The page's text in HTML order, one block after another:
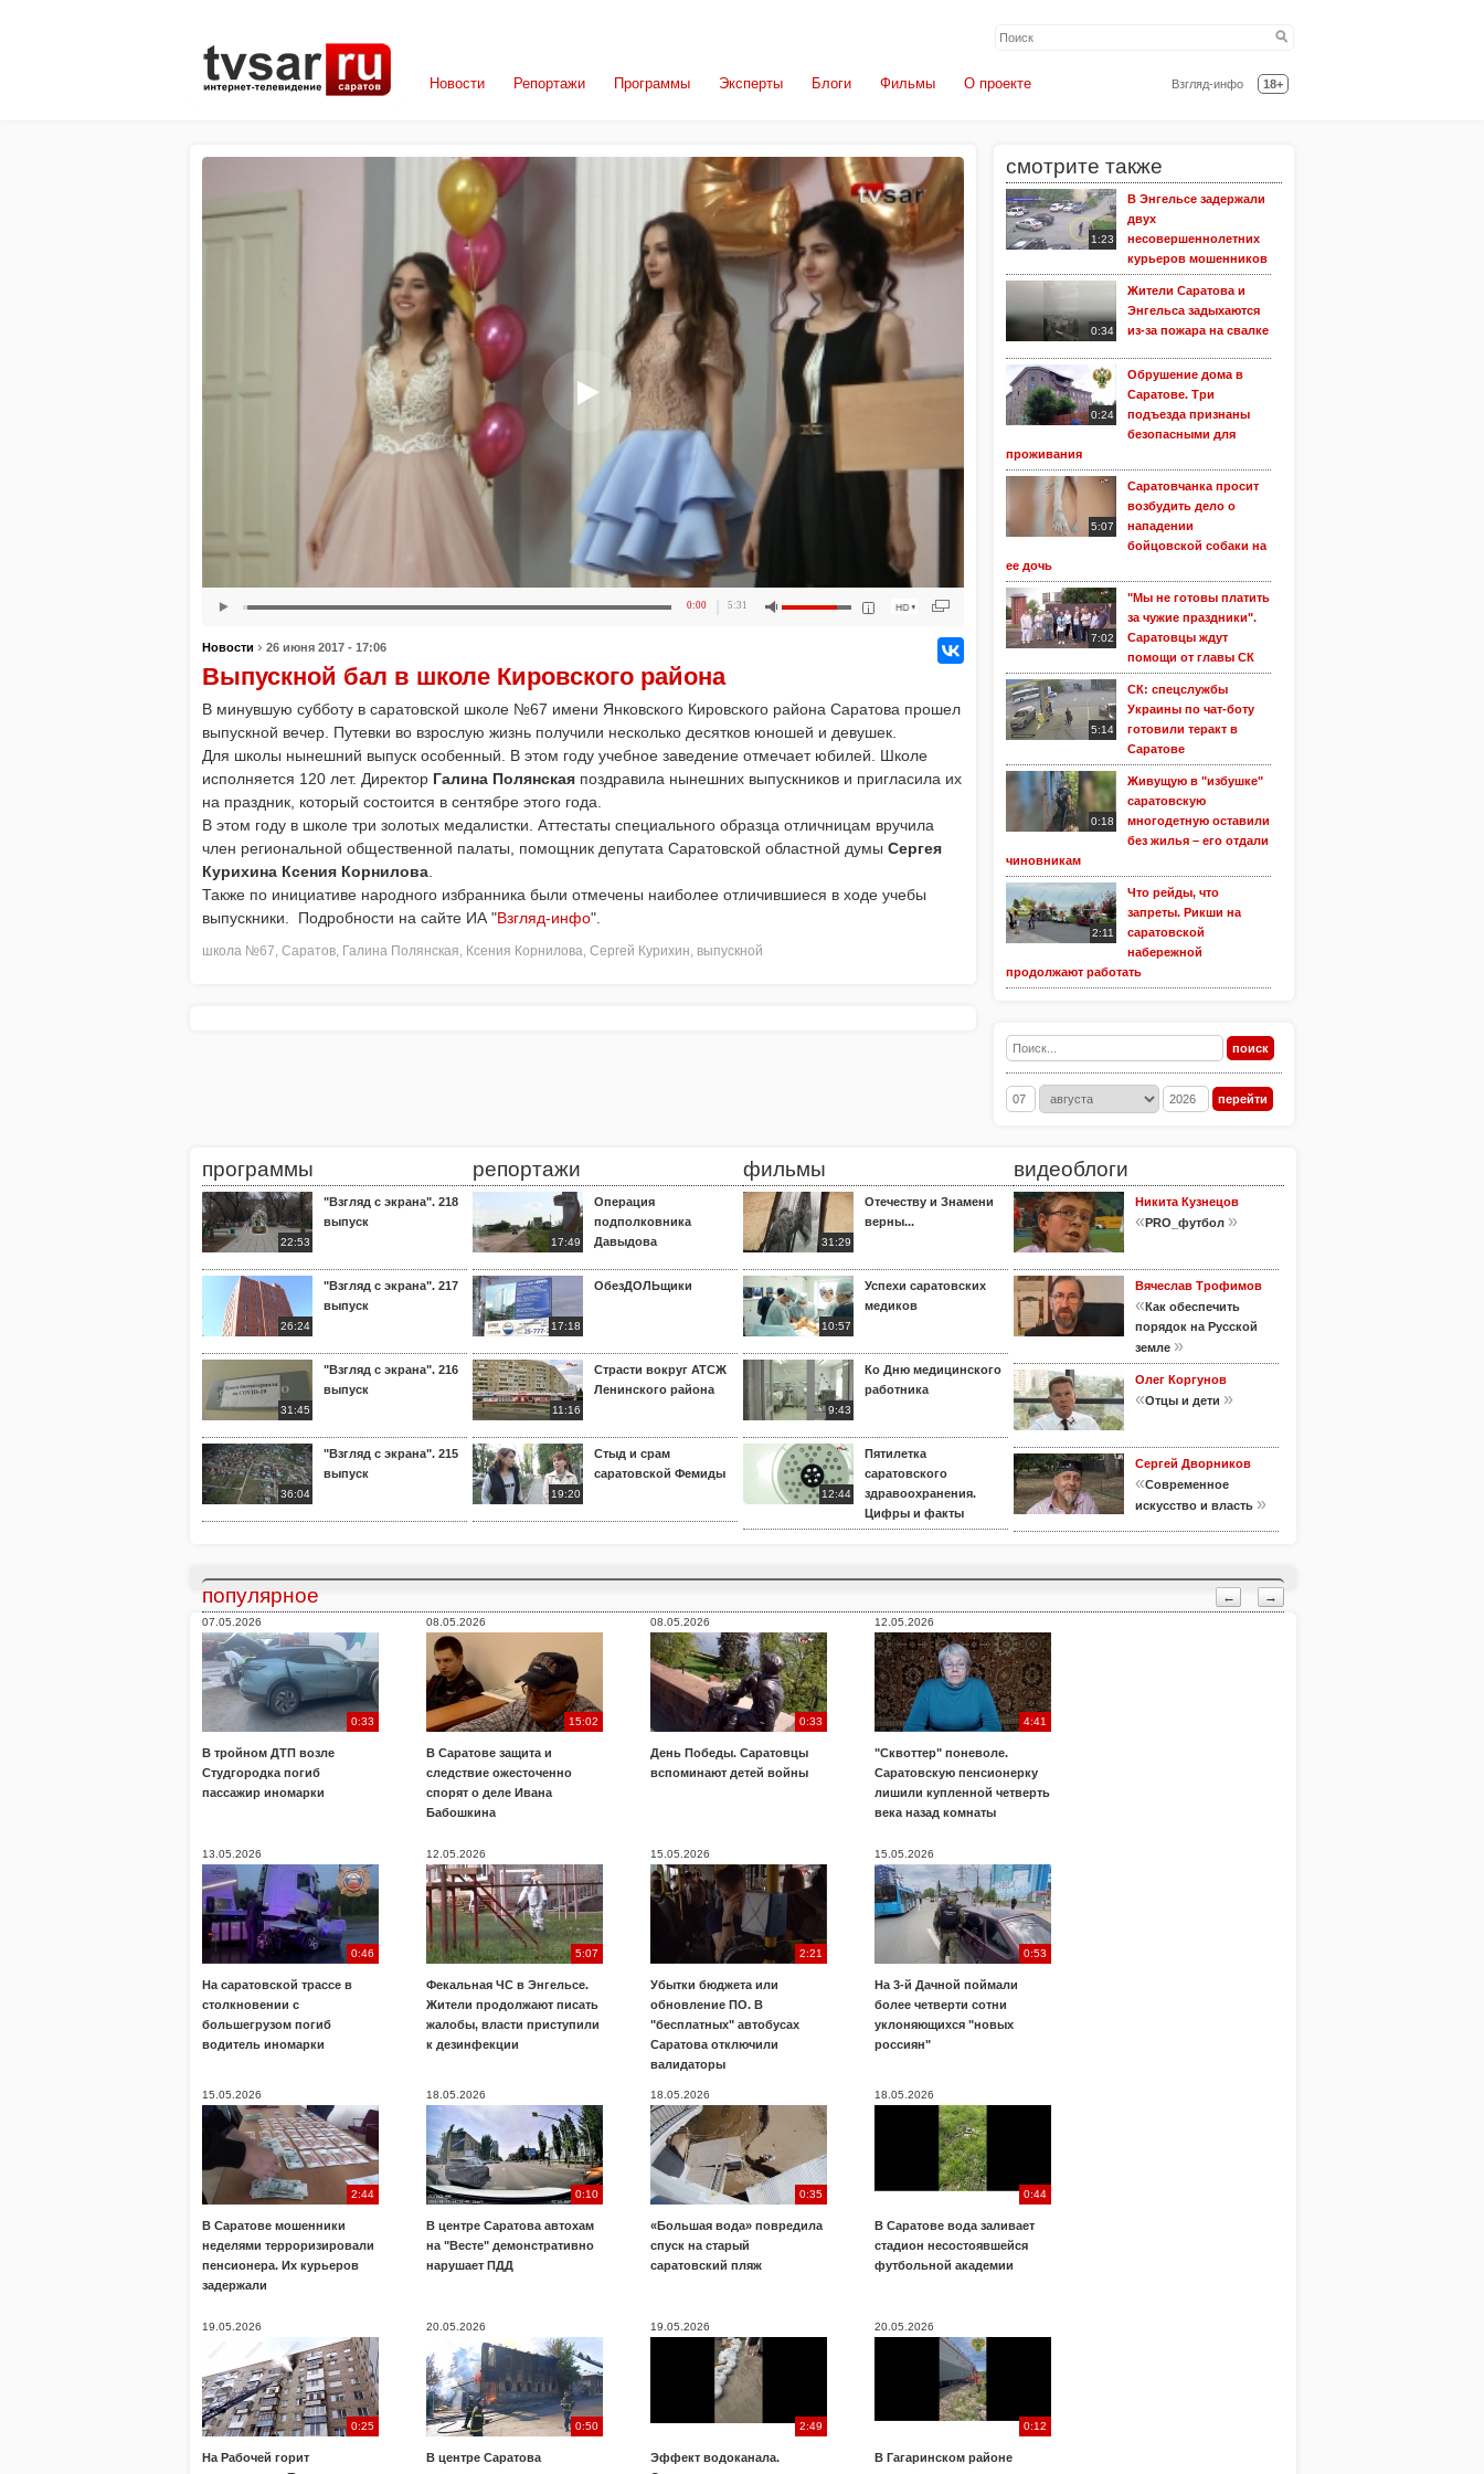
Взгляд-инфо 18+
Новости Репортажи Программы Эксперты Блоги Фильмы О проекте
смотрите также
1:23
В Энгельсе задержали
двух
несовершеннолетних
курьеров мошенников
0:34
Жители Саратова и
Энгельса задыхаются
из-за пожара на свалке
0:24
Обрушение дома в
Саратове. Три
подъезда признаны
безопасными для
проживания
5:07
Саратовчанка просит
возбудить дело о
нападении
бойцовской собаки на
ее дочь
7:02
"Мы не готовы платить
за чужие праздники".
Саратовцы ждут
помощи от главы СК
5:14
СК: спецслужбы
Украины по чат-боту
готовили теракт в
Саратове
0:18
Живущую в "избушке"
саратовскую
многодетную оставили
без жилья – его отдали
чиновникам
2:11
Что рейды, что
запреты. Рикши на
саратовской
набережной
продолжают работать
0:00 5:31
Новости › 26 июня 2017 - 17:06
Выпускной бал в школе Кировского района
В минувшую субботу в саратовской школе №67 имени Янковского Кировского района Саратова прошел
выпускной вечер. Путевки во взрослую жизнь получили несколько десятков юношей и девушек.
Для школы нынешний выпуск особенный. В этом году учебное заведение отмечает юбилей. Школе
исполняется 120 лет. Директор Галина Полянская поздравила нынешних выпускников и пригласила их
на праздник, который состоится в сентябре этого года.
В этом году в школе три золотых медалистки. Аттестаты специального образца отличницам вручила
член региональной общественной палаты, помощник депутата Саратовской областной думы Сергея
Курихина Ксения Корнилова
Также по инициативе народного избранника были отмечены наиболее отличившиеся в ходе учебы
выпускники. Подробности на сайте ИА "Взгляд-инфо".
школа №67, Саратов, Галина Полянская, Ксения Корнилова, Сергей Курихин, выпускной
программы
22:53
"Взгляд с экрана". 218
выпуск
26:24
"Взгляд с экрана". 217
выпуск
31:45
"Взгляд с экрана". 216
выпуск
36:04
"Взгляд с экрана". 215
выпуск
репортажи
17:49
Операция
подполковника
Давыдова
17:18
ОбезДОЛЬщики
11:16
Страсти вокруг АТСЖ
Ленинского района
19:20
Стыд и срам
саратовской Фемиды
фильмы
31:29
Отечеству и Знамени
верны...
10:57
Успехи саратовских
медиков
9:43
Ко Дню медицинского
работника
12:44
Пятилетка
саратовского
здравоохранения.
Цифры и факты
видеоблоги
Никита Кузнецов
«PRO_футбол »
Вячеслав Трофимов
«Как обеспечить
порядок на Русской
земле »
Олег Коргунов
«Отцы и дети »
Сергей Дворников
«Современное
искусство и власть »
← →
популярное
07.05.2026
0:33
В тройном ДТП возле
Студгородка погиб
пассажир иномарки
08.05.2026
15:02
В Саратове защита и
следствие ожесточенно
спорят о деле Ивана
Бабошкина
08.05.2026
0:33
День Победы. Саратовцы
вспоминают детей войны
12.05.2026
4:41
"Сквоттер" поневоле.
Саратовскую пенсионерку
лишили купленной четверть
века назад комнаты
13.05.2026
0:46
На саратовской трассе в
столкновении с
большегрузом погиб
водитель иномарки
12.05.2026
5:07
Фекальная ЧС в Энгельсе.
Жители продолжают писать
жалобы, власти приступили
к дезинфекции
15.05.2026
2:21
Убытки бюджета или
обновление ПО. В
"бесплатных" автобусах
Саратова отключили
валидаторы
15.05.2026
0:53
На 3-й Дачной поймали
более четверти сотни
уклоняющихся "новых
россиян"
15.05.2026
2:44
В Саратове мошенники
неделями терроризировали
пенсионера. Их курьеров
задержали
18.05.2026
0:10
В центре Саратова автохам
на "Весте" демонстративно
нарушает ПДД
18.05.2026
0:35
«Большая вода» повредила
спуск на старый
саратовский пляж
18.05.2026
0:44
В Саратове вода заливает
стадион несостоявшейся
футбольной академии
19.05.2026
0:25
На Рабочей горит
20.05.2026
0:50
В центре Саратова
19.05.2026
2:49
Эффект водоканала.
20.05.2026
0:12
В Гагаринском районе